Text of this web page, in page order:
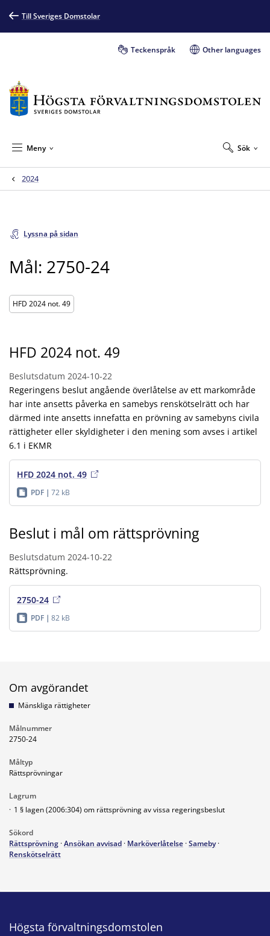
Till Sveriges Domstolar
Teckenspråk Other languages
Sök
Meny
2024
Lyssna på sidan
Mål: 2750-24
HFD 2024 not. 49
HFD 2024 not. 49
Beslutsdatum 2024-10-22
Regeringens beslut angående överlåtelse av ett markområde
har inte ansetts påverka en samebys renskötselrätt och har
därmed inte ansetts innefatta en prövning av samebyns civila
rättigheter eller skyldigheter i den mening som avses i artikel
6.1 i EKMR
HFD 2024 not. 49
PDF 72 kB
Beslut i mål om rättsprövning
Beslutsdatum 2024-10-22
Rättsprövning.
2750-24
PDF 82 kB
Om avgörandet
Mänskliga rättigheter
Målnummer
2750-24
Måltyp
Rättsprövningar
Lagrum
· 1 § lagen (2006:304) om rättsprövning av vissa regeringsbeslut
Sökord
Rättsprövning ·Ansökan avvisad · Marköverlåtelse ·Sameby·
Renskötselrätt
Högsta förvaltningsdomstolen